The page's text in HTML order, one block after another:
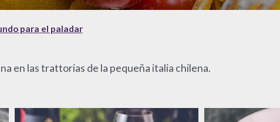
para el paladar
en las trattorias de la pequeña italia chilena.